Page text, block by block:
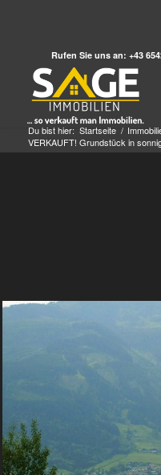
Rufen Sie uns an: +43
Du bist hier: Startseite /
VERKAUFT! Grundstück in